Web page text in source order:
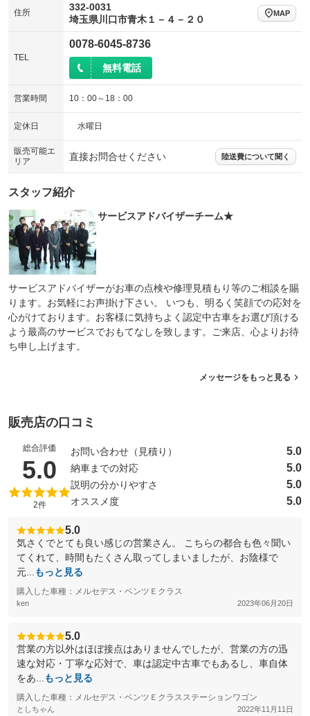
装備略号／用語解説
住所
332-0031
埼玉県川口市青木１－４－２０
MAP
TEL
0078-6045-8736
無料電話
営業時間 10：00～18：00
定休日 水曜日
販売可能エ
リア
直接お問合せください 陸送費について聞く
スタッフ紹介
サービスアドバイザーチーム★
サービスアドバイザーがお車の点検や修理見積もり等のご相談を賜
ります。お気軽にお声掛け下さい。 いつも、明るく笑顔での応対を
心がけております。お客様に気持ちよく認定中古車をお選び頂ける
よう最高のサービスでおもてなしを致します。ご来店、心よりお待
ち申し上げます。
メッセージをもっと見る
販売店の口コミ
総合評価
5.0 （5点満点中）
2件
お問い合わせ（見積り） 5.0
納車までの対応 5.0
説明の分かりやすさ 5.0
オススメ度 5.0
5.0
気さくでとても良い感じの営業さん。 こちらの都合も色々聞い
てくれて、時間もたくさん取ってしまいましたが、お陰様で
元...
もっと見る
購入した車種：メルセデス・ベンツＥクラス
ken 2023年06月20日
5.0
営業の方以外はほぼ接点はありませんでしたが、営業の方の迅
速な対応・丁寧な応対で、車は認定中古車でもあるし、車自体
をあ...
もっと見る
購入した車種：メルセデス・ベンツＥクラスステーションワゴン
としちゃん 2022年11月11日